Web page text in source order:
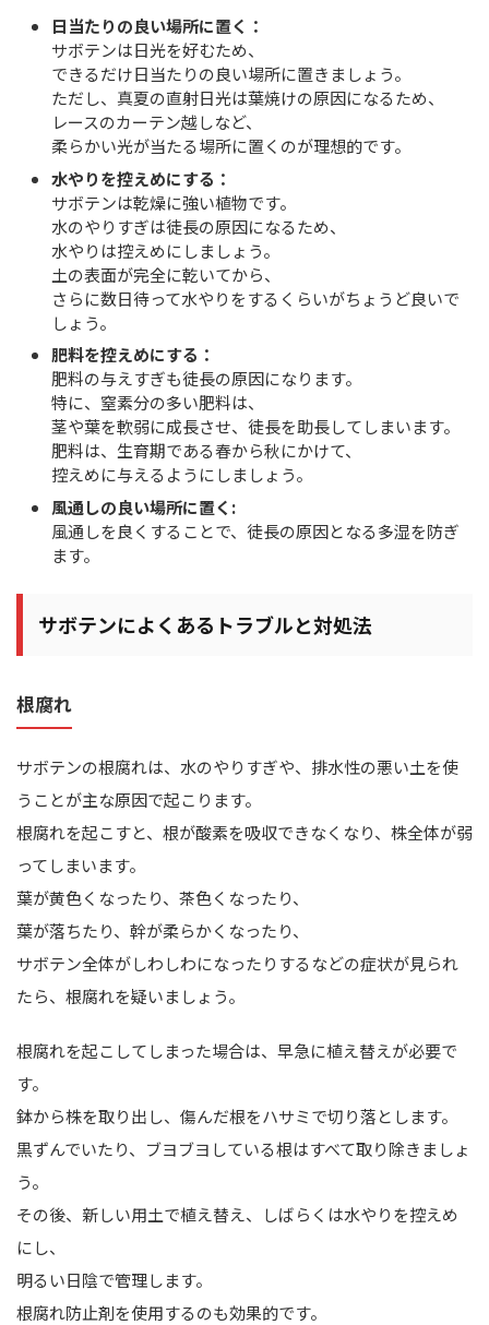
日当たりの良い場所に置く：
サボテンは日光を好むため、
できるだけ日当たりの良い場所に置きましょう。
ただし、真夏の直射日光は葉焼けの原因になるため、
レースのカーテン越しなど、
柔らかい光が当たる場所に置くのが理想的です。
水やりを控えめにする：
サボテンは乾燥に強い植物です。
水のやりすぎは徒長の原因になるため、
水やりは控えめにしましょう。
土の表面が完全に乾いてから、
さらに数日待って水やりをするくらいがちょうど良いで
しょう。
肥料を控えめにする：
肥料の与えすぎも徒長の原因になります。
特に、窒素分の多い肥料は、
茎や葉を軟弱に成長させ、徒長を助長してしまいます。
肥料は、生育期である春から秋にかけて、
控えめに与えるようにしましょう。
風通しの良い場所に置く:
風通しを良くすることで、徒長の原因となる多湿を防ぎ
ます。
サボテンによくあるトラブルと対処法
根腐れ
サボテンの根腐れは、水のやりすぎや、排水性の悪い土を使
うことが主な原因で起こります。
根腐れを起こすと、根が酸素を吸収できなくなり、株全体が弱
ってしまいます。
葉が黄色くなったり、茶色くなったり、
葉が落ちたり、幹が柔らかくなったり、
サボテン全体がしわしわになったりするなどの症状が見られ
たら、根腐れを疑いましょう。
根腐れを起こしてしまった場合は、早急に植え替えが必要で
す。
鉢から株を取り出し、傷んだ根をハサミで切り落とします。
黒ずんでいたり、ブヨブヨしている根はすべて取り除きましょ
う。
その後、新しい用土で植え替え、しばらくは水やりを控えめ
にし、
明るい日陰で管理します。
根腐れ防止剤を使用するのも効果的です。